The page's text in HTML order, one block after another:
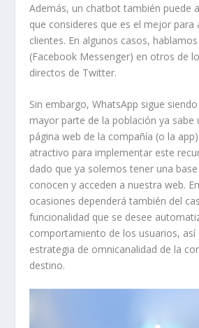
Además, un chatbot también puede
que consideres que es el mejor para
clientes. En algunos casos,
(Facebook Messenger) en otros de
directos de Twitter.
Sin embargo, WhatsApp sigue
mayor parte de la población ya sabe
página web de la compañía (o la
atractivo para implementar este
dado que ya solemos tener una
conocen y acceden a nuestra web.
ocasiones dependerá también del
funcionalidad que se desee
comportamiento de los usuarios,
estrategia de omnicanalidad de la
destino.